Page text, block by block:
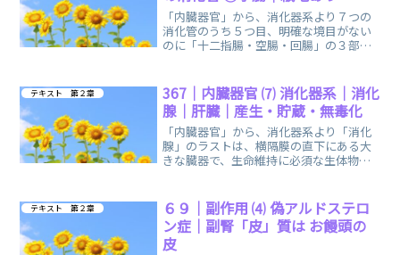
「内臓器官」から、消化器系より７つの
消化管のうち５つ目、明確な境目がない
のに「十二指腸・空腸・回腸」の３部分
テキスト 第２章
367｜内臓器官 ⑺ 消化器系｜消化
腺｜肝臓｜産生・貯蔵・無毒化
「内臓器官」から、消化器系より「消化
腺」のラストは、横隔膜の直下にある大
きな臓器で、生命維持に必須な生体物質
テキスト 第２章
６９｜副作用 ⑷ 偽アルドステロ
ン症｜副腎「皮」質は お饅頭の
皮